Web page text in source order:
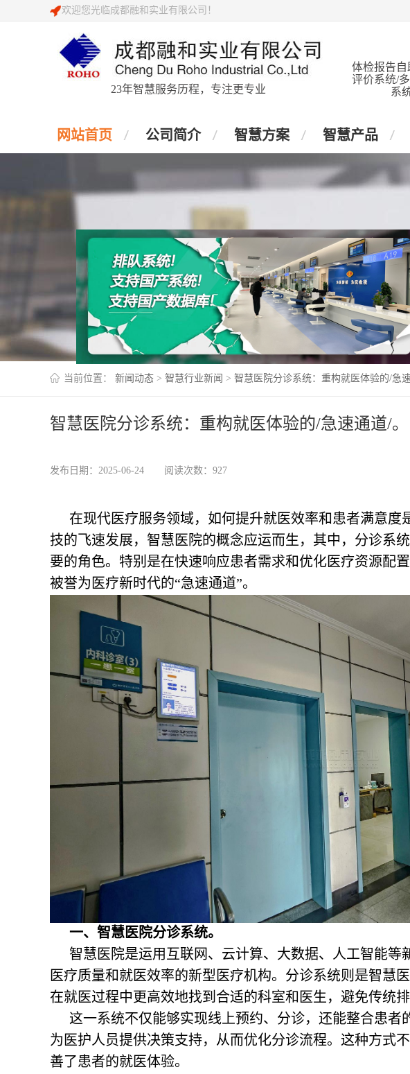
欢迎您光临成都融和实业有限公司！
23年智慧服务历程，专注更专业
体检报告
评价系统/
系
网站首页 公司简介 智慧方案 智慧产品
当前位置： 新闻动态 > 智慧行业新闻 > 智慧医院分诊系统：重构就医体验的/急速
智慧医院分诊系统：重构就医体验的/急速通道/。
发布日期：2025-06-24 阅读次数：927
在现代医疗服务领域，如何提升就医效率和患者满意度
技的飞速发展，智慧医院的概念应运而生，其中，分诊系
要的角色。特别是在快速响应患者需求和优化医疗资源配
被誉为医疗新时代的“急速通道”。
一、智慧医院分诊系统。
智慧医院是运用互联网、云计算、大数据、人工智能等
医疗质量和就医效率的新型医疗机构。分诊系统则是智慧
在就医过程中更高效地找到合适的科室和医生，避免传统
这一系统不仅能够实现线上预约、分诊，还能整合患者
为医护人员提供决策支持，从而优化分诊流程。这种方式
善了患者的就医体验。